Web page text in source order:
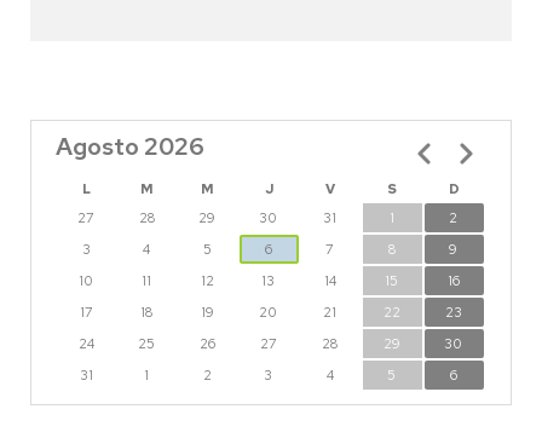
Agosto 2026
L M M J V S
D
27
28 29 30 31 1
2
3
4 5 6 7 8
9
10
11 12 13 14 15
16
17
18 19 20 21 22
23
24
25 26 27 28 29
30
31
1 2 3 4 5 6
Paginación